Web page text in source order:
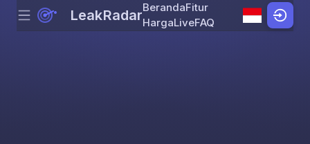
Skip to content
Menu LeakRadarBerandaFitur
HargaLiveFAQ